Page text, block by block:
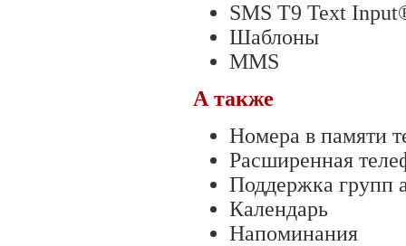
SMS T9 Text
Шаблоны
MMS
А также
Номера в памяти
Расширенная
Поддержка групп
Календарь
Напоминания